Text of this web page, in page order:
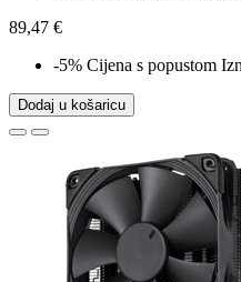
89,47 €
-5% Cijena s popustom
Dodaj u košaricu